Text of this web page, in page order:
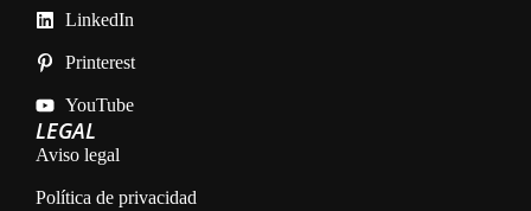
LEGAL
Aviso legal
Política de privacidad
LinkedIn
Printerest
YouTube